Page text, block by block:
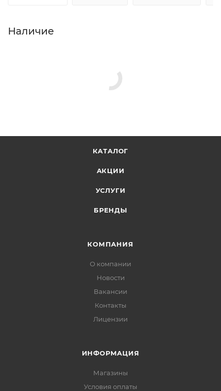
Наличие
КАТАЛОГ
АКЦИИ
УСЛУГИ
БРЕНДЫ
КОМПАНИЯ
О компании
Новости
Вакансии
Контакты
Лицензии
ИНФОРМАЦИЯ
Магазины
Условия оплаты